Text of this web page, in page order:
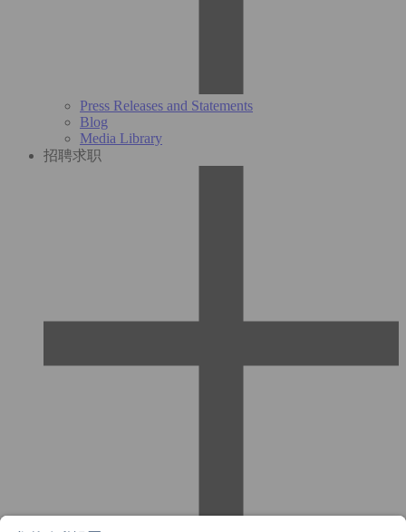
Press Releases and Statements
Blog
Media Library
招聘求职